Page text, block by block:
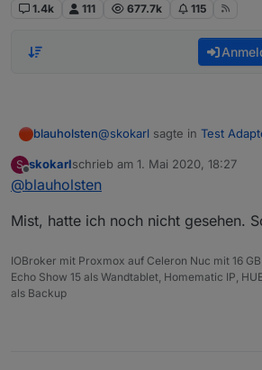
1.4k
111 677.7k 115
blauholsten@skokarl sagte in Test
Gegenteil, ist
kann ich nicht
Gibt es doch schon....
S
Offline
skokarlschrieb am 1. Mai 2020, 18:27
zuletzt editiert von
@blauholsten
Mist, hatte ich noch nicht gesehen.
IOBroker mit Proxmox auf Celeron Nuc mit 16 GB
Echo Show 15 als Wandtablet, Homematic IP,
als Backup